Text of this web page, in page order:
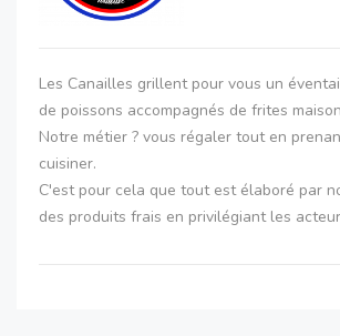
Les Canailles grillent pour vous un
de poissons accompagnés de frites
Notre métier ? vous régaler tout en
cuisiner.
C'est pour cela que tout est élaboré par
des produits frais en privilégiant les